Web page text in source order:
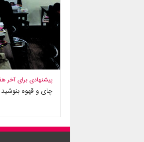
پیشنهادی برای آخر
چای و قهوه